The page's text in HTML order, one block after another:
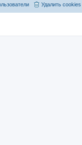
Удалить